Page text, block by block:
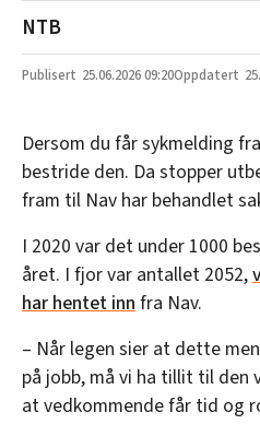
NTB
25.06.202609:20
Dersom du får sykmelding
bestride den. Da stopper
fram til Nav har behandlet
I 2020 var det under 1000
året. I fjor var antallet 2052,
har hentet inn fra Nav.
– Når legen sier at dette
på jobb, må vi ha tillit til den
at vedkommende får tid og